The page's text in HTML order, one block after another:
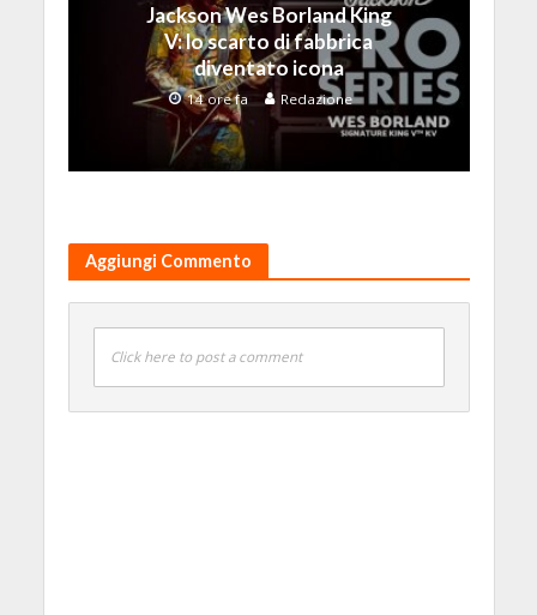
Jackson Wes Borland King
V: lo scarto di fabbrica
diventato icona
14 ore fa Redazione
Aggiungi Commento
Click here to post a comment